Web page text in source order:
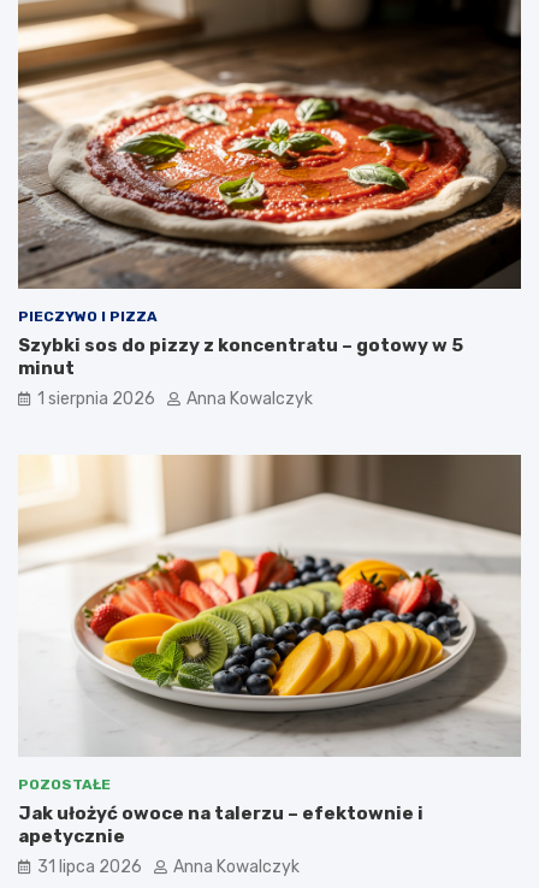
PIECZYWO I PIZZA
Szybki sos do pizzy z koncentratu – gotowy w 5
minut
1 sierpnia 2026 Anna Kowalczyk
POZOSTAŁE
Jak ułożyć owoce na talerzu – efektownie i
apetycznie
31 lipca 2026 Anna Kowalczyk